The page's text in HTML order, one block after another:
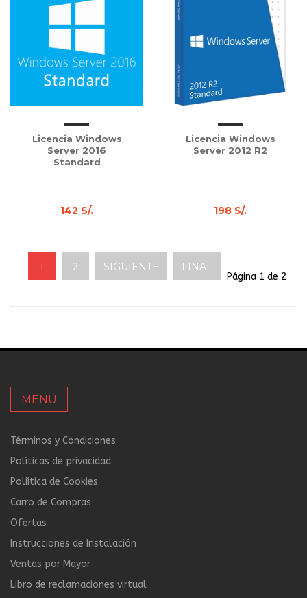
Licencia Windows
Server 2016
Standard
142 S/.
Licencia Windows
Server 2012 R2
198 S/.
1 2 SIGUIENTE FINAL
Página 1 de 2
MENÚ
Términos y Condiciones
Políticas de privacidad
Poliítica de Cookies
Carro de Compras
Ofertas
Instrucciones de Instalación
Ventas por Mayor
Libro de reclamaciones virtual